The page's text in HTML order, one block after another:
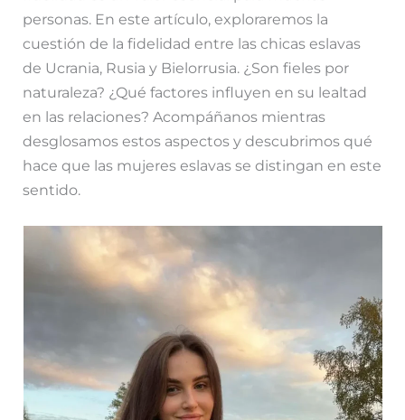
e
r
m
t
A
p
e
o
k
s
n
g
e
p
r
i
personas. En este artículo, exploraremos la
cuestión de la fidelidad entre las chicas eslavas
de Ucrania, Rusia y Bielorrusia. ¿Son fieles por
naturaleza? ¿Qué factores influyen en su lealtad
en las relaciones? Acompáñanos mientras
desglosamos estos aspectos y descubrimos qué
hace que las mujeres eslavas se distingan en este
sentido.